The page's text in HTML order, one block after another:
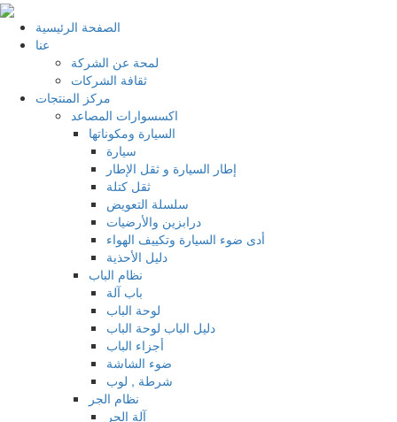
الصفحة الرئيسية
عنا
لمحة عن الشركة
ثقافة الشركات
مركز المنتجات
اكسسوارات المصاعد
السيارة ومكوناتها
سيارة
إطار السيارة و ثقل الإطار
ثقل كتلة
سلسلة التعويض
درابزين والأرضيات
أدى ضوء السيارة وتكييف الهواء
دليل الأحذية
نظام الباب
باب آلة
لوحة الباب
دليل الباب لوحة الباب
أجزاء الباب
ضوء الشاشة
شرطة , لوب
نظام الجر
آلة الجر